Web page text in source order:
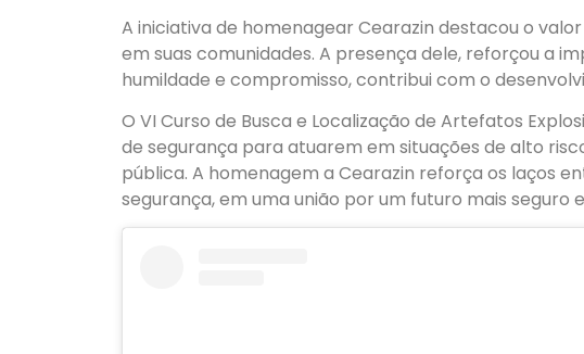
A iniciativa de homenagear Cearazin destacou o
em suas comunidades. A presença dele, reforçou a
humildade e compromisso, contribui com o
O VI Curso de Busca e Localização de Artefatos
de segurança para atuarem em situações de alto
pública. A homenagem a Cearazin reforça os laços
segurança, em uma união por um futuro mais seguro